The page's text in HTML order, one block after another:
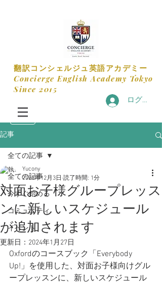
​翻訳コンシェルジュ英語アカデミー
​Concierge English Academy Tokyo
​Since 2015
ログイン
記事
全ての記事
今すぐ始める
コミュニティ
イベント
全ての記事
対面お子様グループレッス
ンに新しいスケジュール
が追加されます
Yucony
2023年12月3日 読了時間: 1分
更新日： 2024年1月27日
Oxfordのコースブック「Everybody
Up!」を使用した、対面お子様向けグル
ープレッスンに、新しいスケジュール